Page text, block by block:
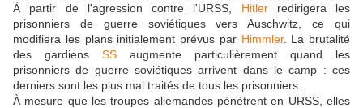
À partir de l'agression contre l'URSS, Hitler redirigera les
prisonniers de guerre soviétiques vers Auschwitz, ce qui
modifiera les plans initialement prévus par Himmler. La brutalité
des gardiens SS augmente particulièrement quand les
prisonniers de guerre soviétiques arrivent dans le camp : ces
derniers sont les plus mal traités de tous les prisonniers.
À mesure que les troupes allemandes pénètrent en URSS, elles